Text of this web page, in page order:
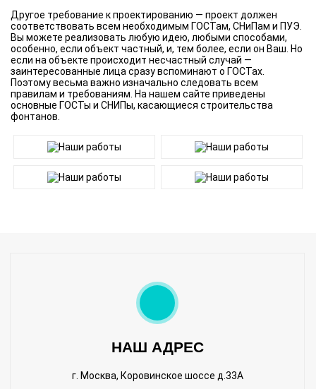
Другое требование к проектированию — проект должен
соответствовать всем необходимым ГОСТам, СНиПам и ПУЭ.
Вы можете реализовать любую идею, любыми способами,
особенно, если объект частный, и, тем более, если он Ваш. Но
если на объекте происходит несчастный случай —
заинтересованные лица сразу вспоминают о ГОСТах.
Поэтому весьма важно изначально следовать всем
правилам и требованиям. На нашем сайте приведены
основные ГОСТы и СНИПы, касающиеся строительства
фонтанов.
НАШ АДРЕС
г. Москва, Коровинское шоссе д.33А